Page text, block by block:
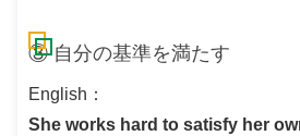
③ 自分の基準を満たす
English：
She works hard to satisfy her